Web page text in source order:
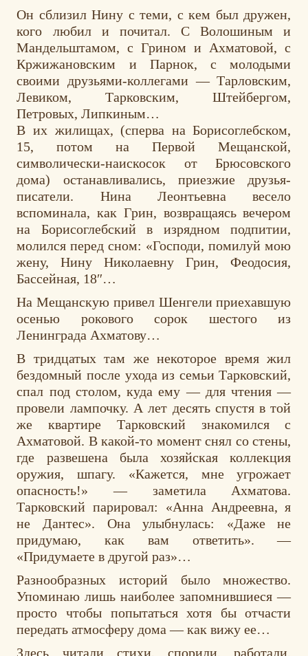
Он сблизил Нину с теми, с кем был дружен,
кого любил и почитал. С Волошиным и
Мандельштамом, с Грином и Ахматовой, с
Кржижановским и Парнок, с молодыми
своими друзьями-коллегами — Тарловским,
Левиком, Тарковским, Штейбергом,
Петровых, Липкиным…
В их жилищах, (сперва на Борисоглебском,
15, потом на Первой Мещанской,
символически-наискосок от Брюсовского
дома) останавливались, приезжие друзья-
писатели. Нина Леонтьевна весело
вспоминала, как Грин, возвращаясь вечером
на Борисоглебский в изрядном подпитии,
молился перед сном: «Господи, помилуй мою
жену, Нину Николаевну Грин, Феодосия,
Бассейная, 18″…
На Мещанскую привел Шенгели приехавшую
осенью рокового сорок шестого из
Ленинграда Ахматову…
В тридцатых там же некоторое время жил
бездомный после ухода из семьи Тарковский,
спал под столом, куда ему — для чтения —
провели лампочку. А лет десять спустя в той
же квартире Тарковский знакомился с
Ахматовой. В какой-то момент снял со стены,
где развешена была хозяйская коллекция
оружия, шпагу. «Кажется, мне угрожает
опасность!» — заметила Ахматова.
Тарковский парировал: «Анна Андреевна, я
не Дантес». Она улыбнулась: «Даже не
придумаю, как вам ответить». —
«Придумаете в другой раз»…
Разнообразных историй было множество.
Упоминаю лишь наиболее запомнившиеся —
просто чтобы попытаться хотя бы отчасти
передать атмосферу дома — как вижу ее…
Здесь читали стихи, спорили, работали,